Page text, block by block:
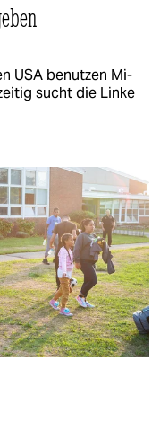
USA benutzen Mi­
sucht die Linke